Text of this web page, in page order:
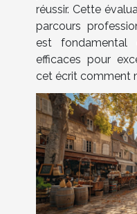
réussir. Cette
parcours
est fondamental
efficaces pour
cet écrit comment